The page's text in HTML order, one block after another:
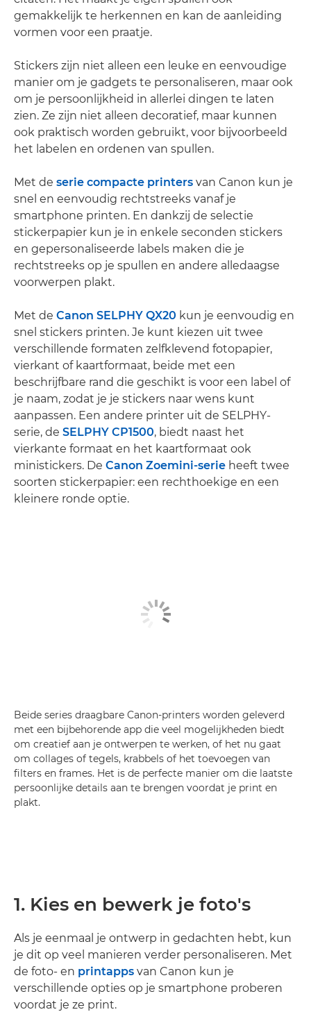
gemakkelijk te herkennen en kan de aanleiding
vormen voor een praatje.
Stickers zijn niet alleen een leuke en eenvoudige
manier om je gadgets te personaliseren, maar ook
om je persoonlijkheid in allerlei dingen te laten
zien. Ze zijn niet alleen decoratief, maar kunnen
ook praktisch worden gebruikt, voor bijvoorbeeld
het labelen en ordenen van spullen.
Met de serie compacte printers van Canon kun je
snel en eenvoudig rechtstreeks vanaf je
smartphone printen. En dankzij de selectie
stickerpapier kun je in enkele seconden stickers
en gepersonaliseerde labels maken die je
rechtstreeks op je spullen en andere alledaagse
voorwerpen plakt.
Met de Canon SELPHY QX20 kun je eenvoudig en
snel stickers printen. Je kunt kiezen uit twee
verschillende formaten zelfklevend fotopapier,
vierkant of kaartformaat, beide met een
beschrijfbare rand die geschikt is voor een label of
je naam, zodat je je stickers naar wens kunt
aanpassen. Een andere printer uit de SELPHY-
serie, de SELPHY CP1500, biedt naast het
vierkante formaat en het kaartformaat ook
ministickers. De Canon Zoemini-serie heeft twee
soorten stickerpapier: een rechthoekige en een
kleinere ronde optie.
Beide series draagbare Canon-printers worden geleverd
met een bijbehorende app die veel mogelijkheden biedt
om creatief aan je ontwerpen te werken, of het nu gaat
om collages of tegels, krabbels of het toevoegen van
filters en frames. Het is de perfecte manier om die laatste
persoonlijke details aan te brengen voordat je print en
plakt.
1. Kies en bewerk je foto's
Als je eenmaal je ontwerp in gedachten hebt, kun
je dit op veel manieren verder personaliseren. Met
de foto- en printapps van Canon kun je
verschillende opties op je smartphone proberen
voordat je ze print.